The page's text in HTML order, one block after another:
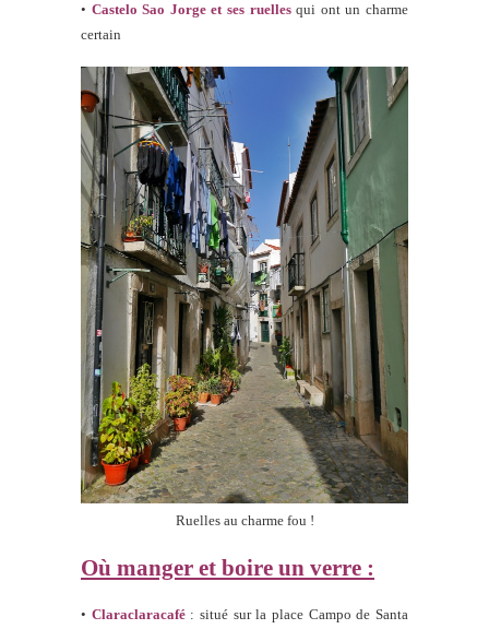
• Castelo Sao Jorge et ses ruellesqui ont un charme
certain
Ruelles au charme fou !
Où manger et boire un verre :
• Claraclaracafé : situé sur la place Campo de Santa